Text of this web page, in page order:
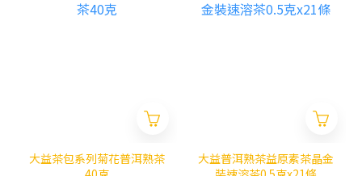
大益茶包系列菊花普洱熟茶
大益普洱熟茶益原素茶晶金